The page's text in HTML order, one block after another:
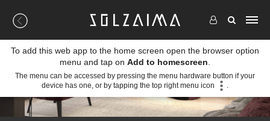
To add this web app to the home screen open the browser option
menu and tap on Add to homescreen
The menu can be accessed by pressing the menu hardware button if your
device has one, or by tapping the top right menu icon
.